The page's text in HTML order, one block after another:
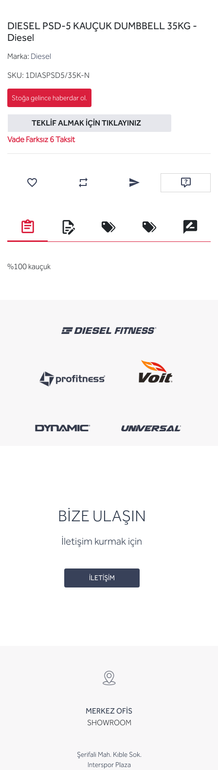
DIESEL PSD-5 KAUÇUK DUMBBELL 35KG -
Diesel
Marka: Diesel
SKU: 1DIASPSD5/35K-N
TEKLIF ALMAK İÇIN TIKLAYINIZ
Vade Farksız 6 Taksit
Karşılaştırma listesine ekleArkadaşına e-posta ile
Soru sor
%100 kauçuk
BİZE ULAŞIN
İletişim kurmak için
İLETİŞİM
MERKEZ OFİS
SHOWROOM
Şerifali Mah. Kıble Sok.
Interspor Plaza